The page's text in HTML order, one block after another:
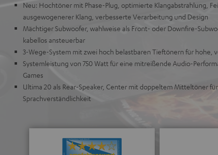
Neu: Hochtöner mit Phase-Plug, optimierte Klangabstrahlung,
ausgewogenerer Klang, verbesserte Verarbeitung und Design
Mächtiger Subwoofer, wahlweise als Front- oder Downfire-
kabellos ansteuerbar
3-Wege-System mit zwei hoch belastbaren Tieftönern für hohe,
Systemleistung von 750 Watt für eine mitreißende Audio-
Games
Ultima 20 als Rear-Speaker, Center mit doppeltem Mitteltöner
Sprachverständlichkeit